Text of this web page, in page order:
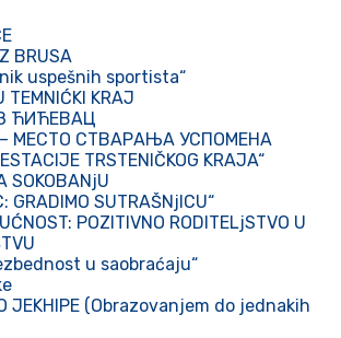
BRUSA
uspešnih sportista“
TEMNIĆKI KRAJ
ЋИЋЕВАЦ
МЕСТО СТВАРАЊА УСПОМЕНА
TRSTENIČKOG KRAJA“
SOKOBANjU
GRADIMO SUTRAŠNjICU“
POZITIVNO RODITELjSTVO U
u saobraćaju“
JEKHIPE (Obrazovanjem do jednakih